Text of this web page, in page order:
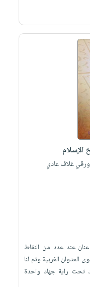
غلاف عادي
عنان عند عدد من النقاط
العدوان الغربية وتم لنا
تحت راية جهاد واحدة